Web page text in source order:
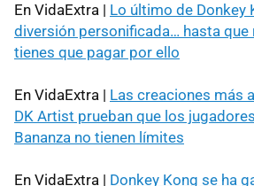
En VidaExtra | Lo último de Donkey
diversión personificada… hasta que
tienes que pagar por ello
En VidaExtra | Las creaciones más
DK Artist prueban que los
Bananza no tienen límites
En VidaExtra | Donkey Kong se ha